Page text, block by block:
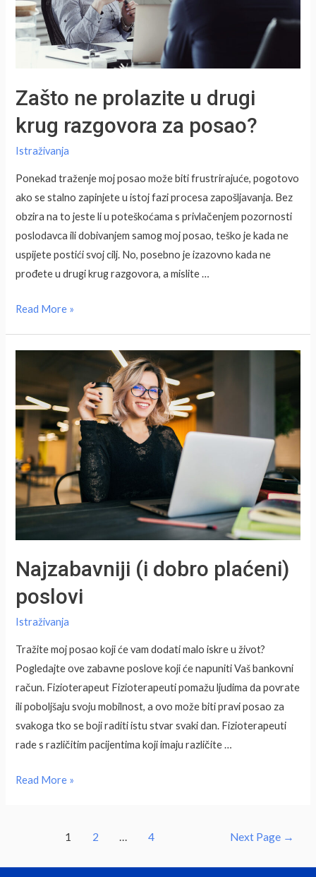
Zašto ne prolazite u drugi
krug razgovora za posao?
Istraživanja
Ponekad traženje moj posao može biti frustrirajuće, pogotovo
ako se stalno zapinjete u istoj fazi procesa zapošljavanja. Bez
obzira na to jeste li u poteškoćama s privlačenjem pozornosti
poslodavca ili dobivanjem samog moj posao, teško je kada ne
uspijete postići svoj cilj. No, posebno je izazovno kada ne
prođete u drugi krug razgovora, a mislite …
Zašto
drugi
krug
razgovora
za
posao?
Read More »
Najzabavniji (i dobro plaćeni)
poslovi
Istraživanja
Tražite moj posao koji će vam dodati malo iskre u život?
Pogledajte ove zabavne poslove koji će napuniti Vaš bankovni
račun. Fizioterapeut Fizioterapeuti pomažu ljudima da povrate
ili poboljšaju svoju mobilnost, a ovo može biti pravi posao za
svakoga tko se boji raditi istu stvar svaki dan. Fizioterapeuti
rade s različitim pacijentima koji imaju različite …
Najzabavniji
Read More »
1 2 … 4 Next Page →